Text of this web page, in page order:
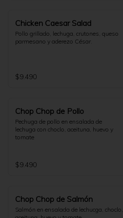
Chicken Caesar Salad
Pollo grillado, lechuga, crutones, queso
parmesano y aderezo César.
$9.490
Chop Chop de Pollo
Pechuga de pollo en ensalada de
lechuga con choclo, aceituna, huevo y
tomate
$9.490
Chop Chop de Salmón
Salmón en ensalada de lechucga, choclo,